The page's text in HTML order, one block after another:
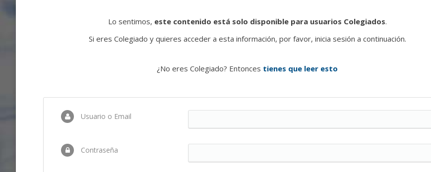
Lo sentimos, este contenido está solo disponible para usuarios Colegiados.
Si eres Colegiado y quieres acceder a esta información, por favor, inicia sesión a continuación.
¿No eres Colegiado? Entonces tienes que leer esto
Usuario o Email
Contraseña